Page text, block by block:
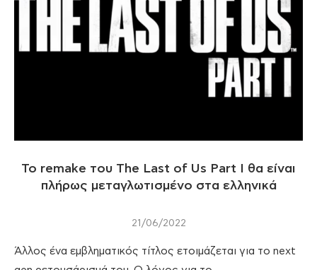
Το remake του The Last of Us Part I θα είναι
πλήρως μεταγλωτισμένο στα ελληνικά
21/06/2022
Άλλος ένα εμβληματικός τίτλος ετοιμάζεται για το next